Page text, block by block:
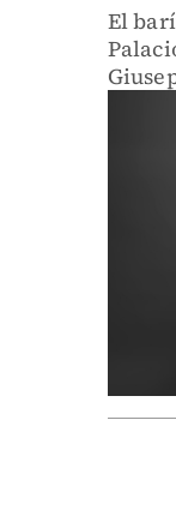
El